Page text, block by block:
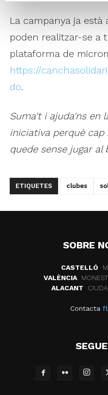
La campanya ja està
poden realitzar-se a
plataforma de
https://
do.
Suma't i ajuda'ns en
iniciativa perquè
quede sense jugar al
ETIQUETES clubes
SOBRE
CASTELLÓ
VALÈNCIA
ALACANT
Contacta